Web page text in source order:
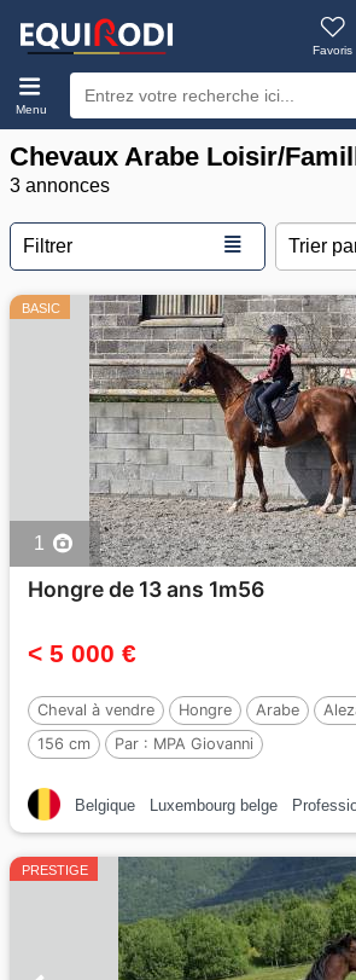
Favoris
Menu
Chevaux Arabe Loisir/
3 annonces
Filtrer ≣
BASIC
1
Hongre de 13 ans 1m56
< 5 000 €
Cheval à vendre Hongre Arabe
156 cm
Par : MPA Giovanni
Belgique Luxembourg belge
PRESTIGE